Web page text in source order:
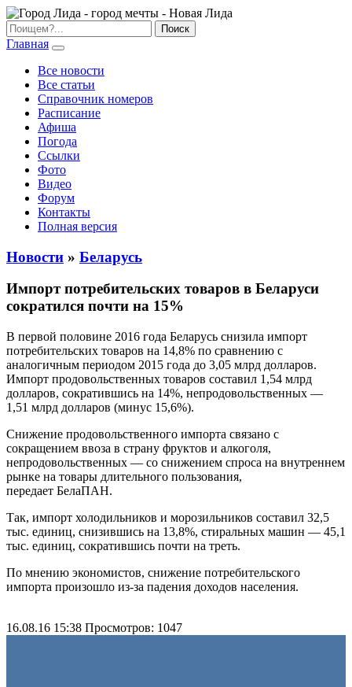
Главная
Все новости
Все статьи
Справочник номеров
Расписание
Афиша
Погода
Ссылки
Фото
Видео
Форум
Контакты
Полная версия
Новости » Беларусь
Импорт потребительских товаров в Беларуси
сократился почти на 15%
В первой половине 2016 года Беларусь снизила импорт
потребительских товаров на 14,8% по сравнению с
аналогичным периодом 2015 года до 3,05 млрд долларов.
Импорт продовольственных товаров составил 1,54 млрд
долларов, сократившись на 14%, непродовольственных —
1,51 млрд долларов (минус 15,6%).
Снижение продовольственного импорта связано с
сокращением ввоза в страну фруктов и алкоголя,
непродовольственных — со снижением спроса на внутреннем
рынке на товары длительного пользования,
передает БелаПАН.
Так, импорт холодильников и морозильников составил 32,5
тыс. единиц, снизившись на 13,8%, стиральных машин — 45,1
тыс. единиц, сократившись почти на треть.
По мнению экономистов, снижение потребительского
импорта произошло из-за падения доходов населения.
16.08.16 15:38 Просмотров: 1047